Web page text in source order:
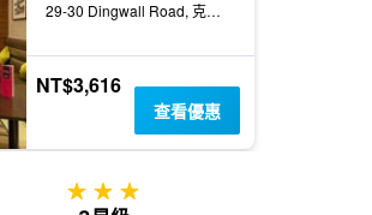
29-30 Dingwall Road, 克羅伊登, 英國
NT$3,616
查看優惠
3星級